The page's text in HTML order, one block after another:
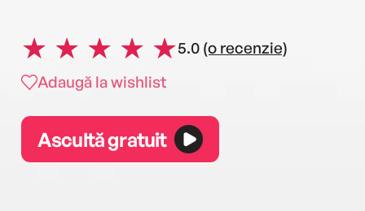
5.0 (o recenzie)
Adaugă la wishlist
Ascultă gratuit